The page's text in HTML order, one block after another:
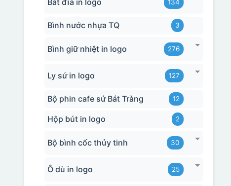
134
Bình nước nhựa TQ 3
Bình giữ nhiệt in logo 276
Ly sứ in logo 127
Bộ phin cafe sứ Bát Tràng 12
Hộp bút in logo 2
Bộ bình cốc thủy tinh 30
Ô dù in logo 25